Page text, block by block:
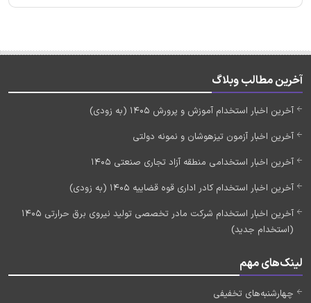
آخرین مطالب وبلاگ
آخرین اخبار استخدام آموزش و پرورش 1405 (به زودی)
آخرین اخبار آزمون تیزهوشان و نمونه دولتی
آخرین اخبار استخدامی منطقه آزاد تجاری صنعتی 1405
آخرین اخبار استخدام کادر اداری قوه قضاییه 1405 (به زودی)
آخرین اخبار استخدام شرکت مادر تخصصی تولید نیروی برق حرارتی 1405
(استخدام جدید)
لینک‌های مهم
چهارشنبه‌های تخفیفی